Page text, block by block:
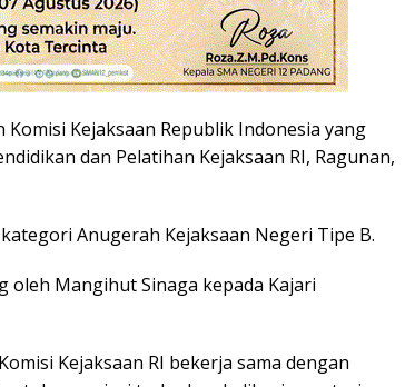
Kejaksaan Republik Indonesia yang
dan Pelatihan Kejaksaan RI, Ragunan,
Anugerah Kejaksaan Negeri Tipe B.
Mangihut Sinaga kepada Kajari
Kejaksaan RI bekerja sama dengan